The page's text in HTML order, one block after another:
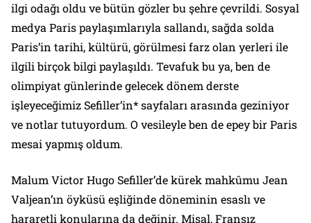
ilgi odağı oldu ve bütün gözler bu şehre çevrildi. Sosyal
medya Paris paylaşımlarıyla sallandı, sağda solda
Paris’in tarihi, kültürü, görülmesi farz olan yerleri ile
ilgili birçok bilgi paylaşıldı. Tevafuk bu ya, ben de
olimpiyat günlerinde gelecek dönem derste
işleyeceğimiz Sefiller’in* sayfaları arasında geziniyor
ve notlar tutuyordum. O vesileyle ben de epey bir Paris
mesai yapmış oldum.
Malum Victor Hugo Sefiller’de kürek mahkûmu Jean
Valjean’ın öyküsü eşliğinde döneminin esaslı ve
hararetli konularına da değinir. Misal, Fransız